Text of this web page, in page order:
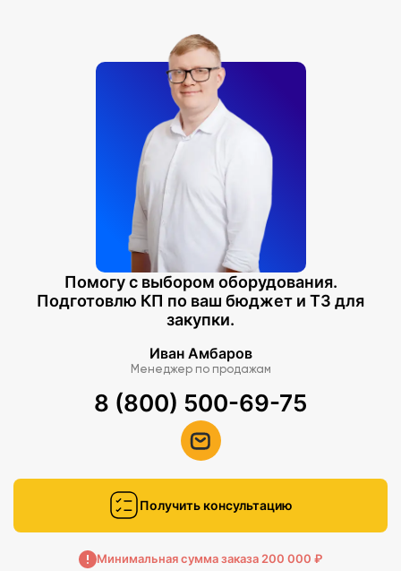
Помогу с выбором оборудования.
Подготовлю КП по ваш бюджет и ТЗ для
закупки.
Иван Амбаров
Менеджер по продажам
8 (800) 500-69-75
Получить консультацию
Минимальная сумма заказа 200 000 ₽